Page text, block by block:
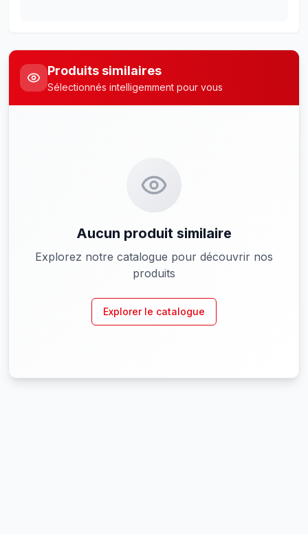
Produits similaires
Sélectionnés intelligemment pour vous
Aucun produit similaire
Explorez notre catalogue pour découvrir nos
produits
Explorer le catalogue